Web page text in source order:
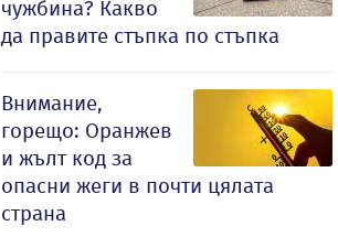
чужбина? Какво
да правите стъпка по стъпка
Внимание,
горещо: Оранжев
и жълт код за
опасни жеги в почти цялата
страна